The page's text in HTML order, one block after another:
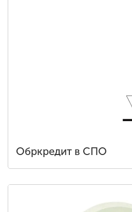
Обркредит в СПО